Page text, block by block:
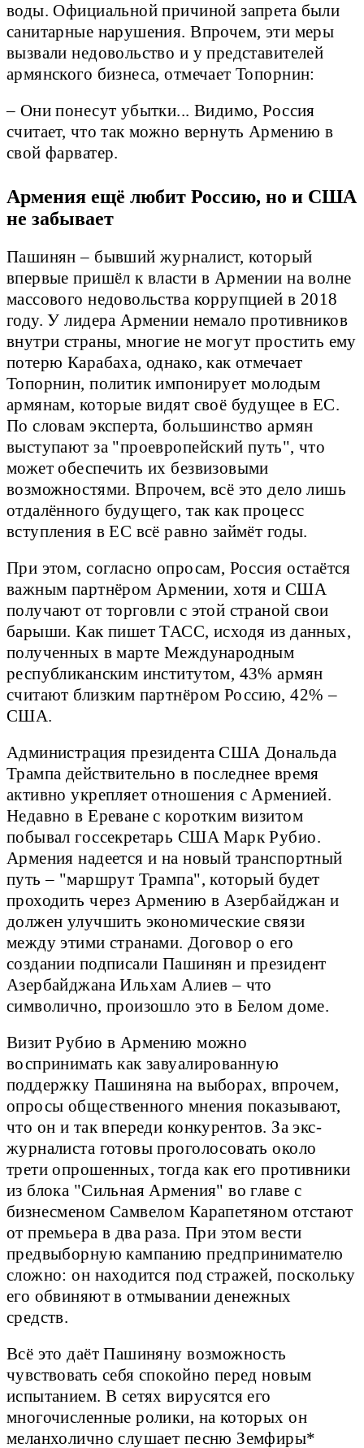
воды. Официальной причиной запрета были
санитарные нарушения. Впрочем, эти меры
вызвали недовольство и у представителей
армянского бизнеса, отмечает Топорнин:
– Они понесут убытки... Видимо, Россия
считает, что так можно вернуть Армению в
свой фарватер.
Армения ещё любит Россию, но и США
не забывает
Пашинян – бывший журналист, который
впервые пришёл к власти в Армении на волне
массового недовольства коррупцией в 2018
году. У лидера Армении немало противников
внутри страны, многие не могут простить ему
потерю Карабаха, однако, как отмечает
Топорнин, политик импонирует молодым
армянам, которые видят своё будущее в ЕС.
По словам эксперта, большинство армян
выступают за "проевропейский путь", что
может обеспечить их безвизовыми
возможностями. Впрочем, всё это дело лишь
отдалённого будущего, так как процесс
вступления в ЕС всё равно займёт годы.
При этом, согласно опросам, Россия остаётся
важным партнёром Армении, хотя и США
получают от торговли с этой страной свои
барыши. Как пишет ТАСС, исходя из данных,
полученных в марте Международным
республиканским институтом, 43% армян
считают близким партнёром Россию, 42% –
США.
Администрация президента США Дональда
Трампа действительно в последнее время
активно укрепляет отношения с Арменией.
Недавно в Ереване с коротким визитом
побывал госсекретарь США Марк Рубио.
Армения надеется и на новый транспортный
путь – "маршрут Трампа", который будет
проходить через Армению в Азербайджан и
должен улучшить экономические связи
между этими странами. Договор о его
создании подписали Пашинян и президент
Азербайджана Ильхам Алиев – что
символично, произошло это в Белом доме.
Визит Рубио в Армению можно
воспринимать как завуалированную
поддержку Пашиняна на выборах, впрочем,
опросы общественного мнения показывают,
что он и так впереди конкурентов. За экс-
журналиста готовы проголосовать около
трети опрошенных, тогда как его противники
из блока "Сильная Армения" во главе с
бизнесменом Самвелом Карапетяном отстают
от премьера в два раза. При этом вести
предвыборную кампанию предпринимателю
сложно: он находится под стражей, поскольку
его обвиняют в отмывании денежных
средств.
Всё это даёт Пашиняну возможность
чувствовать себя спокойно перед новым
испытанием. В сетях вирусятся его
многочисленные ролики, на которых он
меланхолично слушает песню Земфиры*